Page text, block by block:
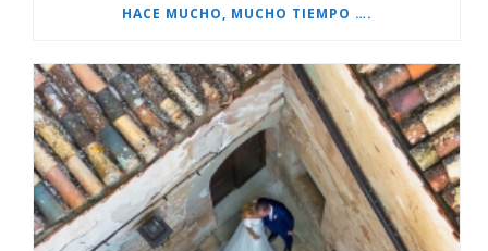
HACE MUCHO, MUCHO TIEMPO ….